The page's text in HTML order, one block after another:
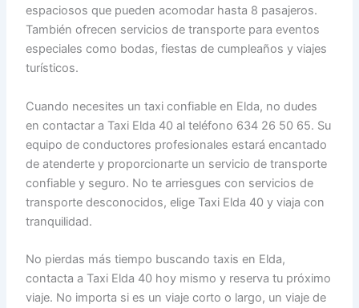
espaciosos que pueden acomodar hasta 8 pasajeros.
También ofrecen servicios de transporte para eventos
especiales como bodas, fiestas de cumpleaños y viajes
turísticos.
Cuando necesites un taxi confiable en Elda, no dudes
en contactar a Taxi Elda 40 al teléfono 634 26 50 65. Su
equipo de conductores profesionales estará encantado
de atenderte y proporcionarte un servicio de transporte
confiable y seguro. No te arriesgues con servicios de
transporte desconocidos, elige Taxi Elda 40 y viaja con
tranquilidad.
No pierdas más tiempo buscando taxis en Elda,
contacta a Taxi Elda 40 hoy mismo y reserva tu próximo
viaje. No importa si es un viaje corto o largo, un viaje de